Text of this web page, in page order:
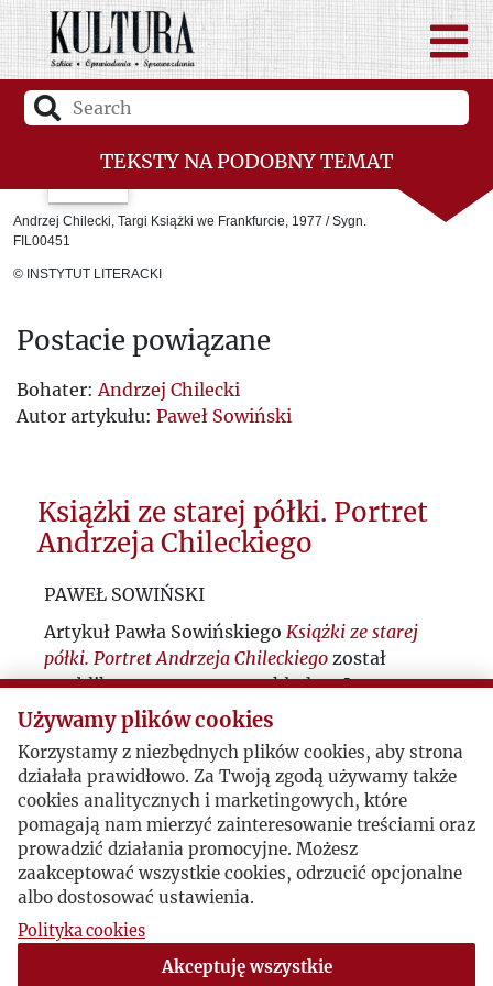
TEKSTY NA PODOBNY TEMAT
Zsyłka po francusku
Adresy Jerzego Giedroycia
Inwigilacja Instytutu Literackiego w
Przedwojenne teksty Juliusza
Mieroszewskiego
nie ma komu wykupić z niewoli"
Doświadczenia i refleksje...
"Strachy" Zygmunta Haupta po angielsku
Książki ze starej półki. Portret Andrzeja
Chileckiego
Konserwatyzm czy rewolucja? „Bunt
Młodych” i „Polityka”.
Andrzej Chilecki, Targi Książki we Frankfurcie, 1977 / Sygn.
FIL00451
© INSTYTUT LITERACKI
Postacie powiązane
Bohater:Andrzej Chilecki
Autor artykułu: Paweł Sowiński
Książki ze starej półki. Portret
Andrzeja Chileckiego
PAWEŁ SOWIŃSKI
Artykuł Pawła Sowińskiego Książki ze starej
półki. Portret Andrzeja Chileckiego został
opublikowany w 2017 r. nakładem Instytutu
Historii PAN i Instytutu Pamięci Narodowej w
tomie
Yesterday Studia z historii najnowszej
Paweł Sowiński(ur. 1974 r.) pracuje w
Instytucie Studiów Politycznych PAN,
studiował historię najnowszą pod kierunkiem
prof. Marcina Kuli w Uniwersytecie
Warszawskim. Autor wielu książek, m.in:
Komunistyczne święto (2000), Wakacje w Polsce
Ludowej (2005), Zakazana książka (2011), Tajna
dyplomacja. Książki emigracyjne w drodze do
Używamy plików cookies
Korzystamy z niezbędnych plików cookies, aby strona
działała prawidłowo. Za Twoją zgodą używamy także
cookies analitycznych i marketingowych, które
pomagają nam mierzyć zainteresowanie treściami oraz
prowadzić działania promocyjne. Możesz
zaakceptować wszystkie cookies, odrzucić opcjonalne
albo dostosować ustawienia.
Polityka cookies
Akceptuję wszystkie